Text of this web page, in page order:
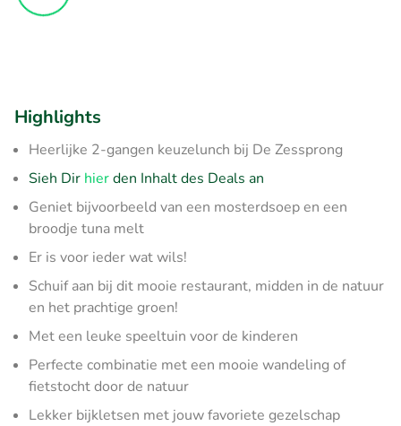
Highlights
Heerlijke 2-gangen keuzelunch bij De Zessprong
Sieh Dir hierden Inhalt des Deals an
Geniet bijvoorbeeld van een mosterdsoep en een
broodje tuna melt
Er is voor ieder wat wils!
Schuif aan bij dit mooie restaurant, midden in de natuur
en het prachtige groen!
Met een leuke speeltuin voor de kinderen
Perfecte combinatie met een mooie wandeling of
fietstocht door de natuur
Lekker bijkletsen met jouw favoriete gezelschap